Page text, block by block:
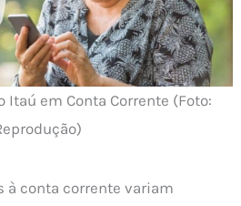
Itaú em Conta Corrente (Foto:
à conta corrente variam